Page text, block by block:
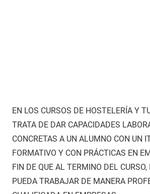
EN LOS CURSOS DE HOSTELERÍA Y
TRATA DE DAR CAPACIDADES
CONCRETAS A UN ALUMNO CON UN
FORMATIVO Y CON PRÁCTICAS EN
FIN DE QUE AL TERMINO DEL
PUEDA TRABAJAR DE MANERA